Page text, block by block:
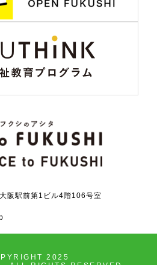
阪駅前第1ビル4階106号室
2025